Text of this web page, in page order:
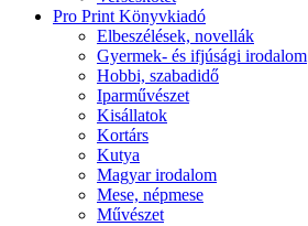
Pro Print Könyvkiadó
Elbeszélések, novellák
Gyermek- és ifjúsági irodalom
Hobbi, szabadidő
Iparművészet
Kisállatok
Kortárs
Kutya
Magyar irodalom
Mese, népmese
Művészet